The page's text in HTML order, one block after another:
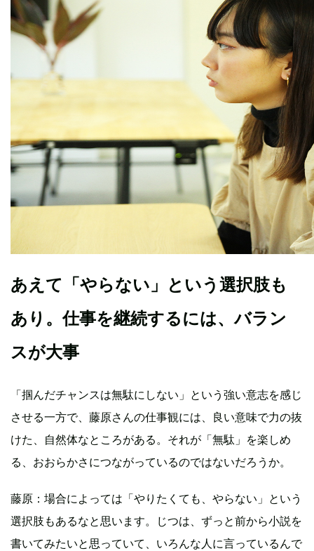
あえて「やらない」という選択肢も
あり。仕事を継続するには、バラン
スが大事
「掴んだチャンスは無駄にしない」という強い意志を感じ
させる一方で、藤原さんの仕事観には、良い意味で力の抜
けた、自然体なところがある。それが「無駄」を楽しめ
る、おおらかさにつながっているのではないだろうか。
藤原：場合によっては「やりたくても、やらない」という
選択肢もあるなと思います。じつは、ずっと前から小説を
書いてみたいと思っていて、いろんな人に言っているんで